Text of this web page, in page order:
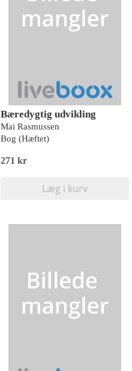
Bæredygtig udvikling
Mai Rasmussen
Bog (Hæftet)
271 kr
Læg i kurv